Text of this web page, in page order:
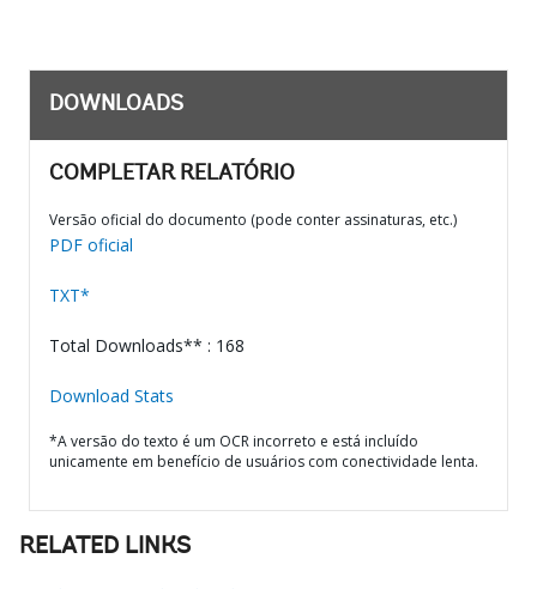
DOWNLOADS
COMPLETAR RELATÓRIO
Versão oficial do documento (pode conter assinaturas, etc.)
PDF oficial
TXT*
Total Downloads** : 168
Download Stats
*A versão do texto é um OCR incorreto e está incluído
unicamente em benefício de usuários com conectividade lenta.
RELATED LINKS